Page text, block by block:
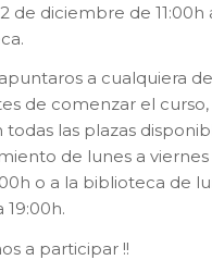
de diciembre de 11:00h
a cualquiera
de comenzar el
las plazas
de lunes a
o a la biblioteca de
19:00h.
a participar !!